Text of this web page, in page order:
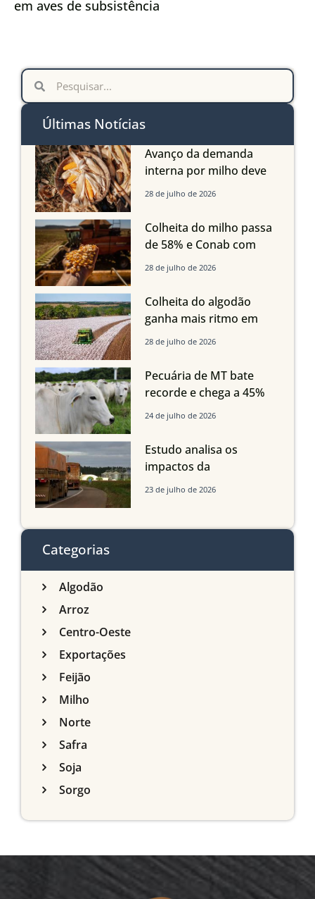
em aves de subsistência
Últimas Notícias
Avanço da demanda
interna por milho deve
compensar aumento da
em Mato Grosso, aponta
Imea
28 de julho de 2026
Colheita do milho passa
de 58% e Conab com
boas produtividades em
quedas em Tocantins,
Maranhão e Piauí
28 de julho de 2026
Colheita do algodão
ganha mais ritmo em
Mato Grosso, Mato
Maranhão
28 de julho de 2026
Pecuária de MT bate
recorde e chega a 45%
dos bovinos abatidos
24 de julho de 2026
Estudo analisa os
impactos da
infraestrutura logística
do Sul
23 de julho de 2026
Categorias
Algodão
Arroz
Centro-Oeste
Exportações
Feijão
Milho
Norte
Safra
Soja
Sorgo